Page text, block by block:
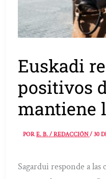
Euskadi
positivos
mantiene
PORE. B. / REDACCIÓN/30
Sagardui responde a las